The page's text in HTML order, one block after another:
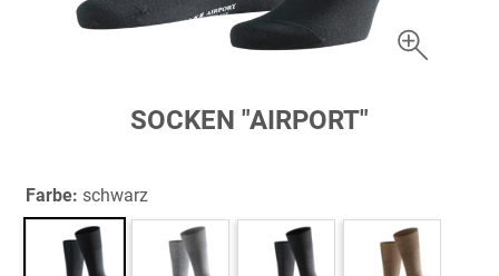
springen
SOCKEN "AIRPORT"
Farbe: schwarz